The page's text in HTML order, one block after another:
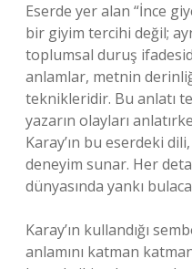
Eserde yer alan “İnce
bir giyim tercihi değil;
toplumsal duruş
anlamlar, metnin
teknikleridir. Bu anlatı
yazarın olayları
Karay’ın bu eserdeki
deneyim sunar. Her
dünyasında yankı
Karay’ın kullandığı
anlamını katman